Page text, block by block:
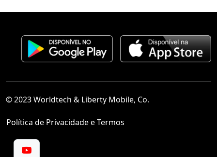
© 2023 Worldtech & Liberty Mobile, Co.
Política de Privacidade e Termos